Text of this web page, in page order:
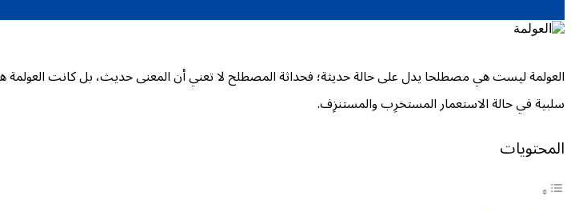
العولمة ليست هي مصطلحا يدل على حالة حديثة؛ فحداثة المصطلح لا تعني أن المعنى حديث، بل كانت العولمة
سلبية في حالة الاستعمار المستخرِب والمستنزِف.
المحتويات